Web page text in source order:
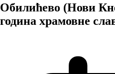
Обилићево (Нови
година храмовне